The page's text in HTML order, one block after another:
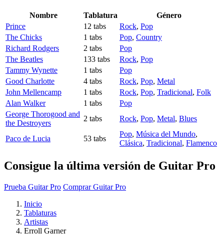
Nombre Tablatura
Género
Prince
12 tabs Rock, Pop
The Chicks
1 tabs Pop, Country
Richard Rodgers
2 tabs
Pop
The Beatles
133 tabs Rock, Pop
Tammy Wynette
1 tabs
Pop
Good Charlotte
4 tabs Rock, Pop, Metal
John Mellencamp
1 tabs Rock, Pop, Tradicional, Folk
Alan Walker
1 tabs
Pop
George Thorogood and
the Destroyers
2 tabs Rock, Pop, Metal, Blues
Paco de Lucia 53 tabs
Pop, Música del Mundo,
Clásica, Tradicional, Flamenco
Consigue la última versión de Guitar Pro
Prueba Guitar Pro Comprar Guitar Pro
Inicio
Tablaturas
Artistas
Erroll Garner